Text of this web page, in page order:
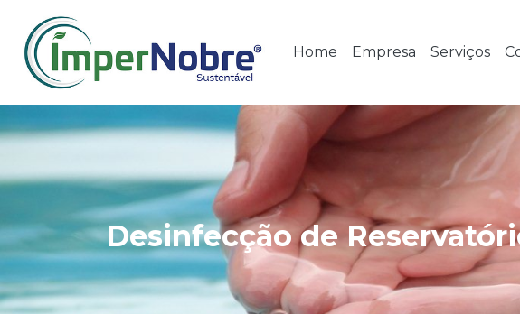
Home Empresa Serviços
Desinfecção de